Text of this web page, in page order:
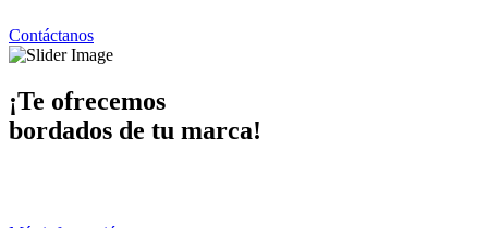
Contáctanos
¡Te ofrecemos
bordados de tu marca!